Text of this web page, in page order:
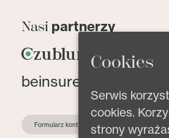
Nasi partnerzy
Formularz kontaktowy
Cookies
Serwis
cookies.
strony